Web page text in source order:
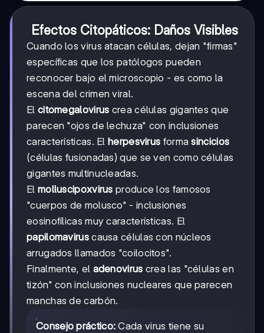
Efectos Citopáticos: Daños Visibles
Cuando los virus atacan células, dejan "firmas"
específicas que los patólogos pueden
reconocer bajo el microscopio - es como la
escena del crimen viral.
El citomegalovirus crea células gigantes que
parecen "ojos de lechuza" con inclusiones
características. El herpesvirus formasincicios
(células fusionadas) que se ven como células
gigantes multinucleadas.
El molluscipoxvirus produce los famosos
"cuerpos de molusco" - inclusiones
eosinofílicas muy características. El
papilomaviruscausa células con núcleos
arrugados llamados "coilocitos".
Finalmente, el adenovirus crea las "células en
tizón" con inclusiones nucleares que parecen
manchas de carbón.
Consejo práctico: Cada virus tiene su